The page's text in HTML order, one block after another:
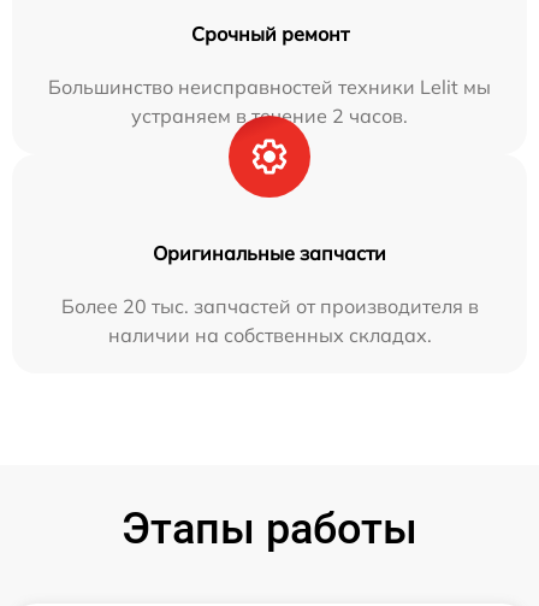
Срочный ремонт
Большинство неисправностей техники Lelit мы
устраняем в течение 2 часов.
Оригинальные запчасти
Более 20 тыс. запчастей от производителя в
наличии на собственных складах.
Этапы работы